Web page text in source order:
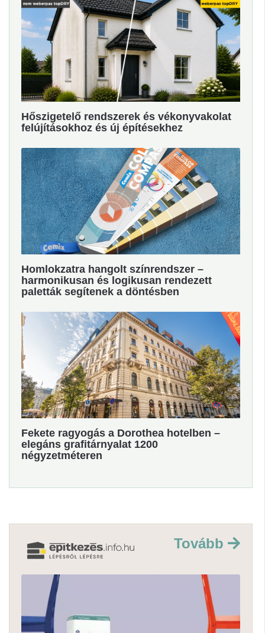
Hőszigetelő rendszerek és vékonyvakolat
felújításokhoz és új építésekhez
Homlokzatra hangolt színrendszer –
harmonikusan és logikusan rendezett
paletták segítenek a döntésben
Fekete ragyogás a Dorothea hotelben –
elegáns grafitárnyalat 1200
négyzetméteren
Tovább